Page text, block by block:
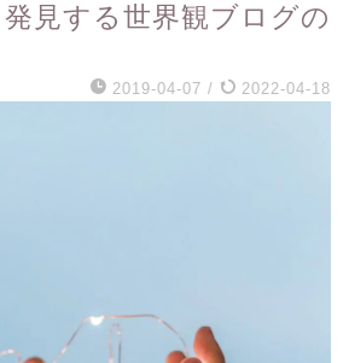
見する世界観ブログの
2019-04-07 / 2022-04-18